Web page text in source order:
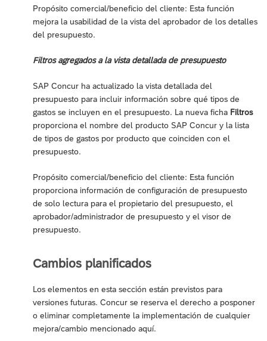
Propósito comercial/beneficio del cliente: Esta función
mejora la usabilidad de la vista del aprobador de los detalles
del presupuesto.
Filtros agregados a la vista detallada de presupuesto
SAP Concur ha actualizado la vista detallada del
presupuesto para incluir información sobre qué tipos de
gastos se incluyen en el presupuesto. La nueva ficha Filtros
proporciona el nombre del producto SAP Concur y la lista
de tipos de gastos por producto que coinciden con el
presupuesto.
Propósito comercial/beneficio del cliente: Esta función
proporciona información de configuración de presupuesto
de solo lectura para el propietario del presupuesto, el
aprobador/administrador de presupuesto y el visor de
presupuesto.
Cambios planificados
Los elementos en esta sección están previstos para
versiones futuras. Concur se reserva el derecho a posponer
o eliminar completamente la implementación de cualquier
mejora/cambio mencionado aquí.